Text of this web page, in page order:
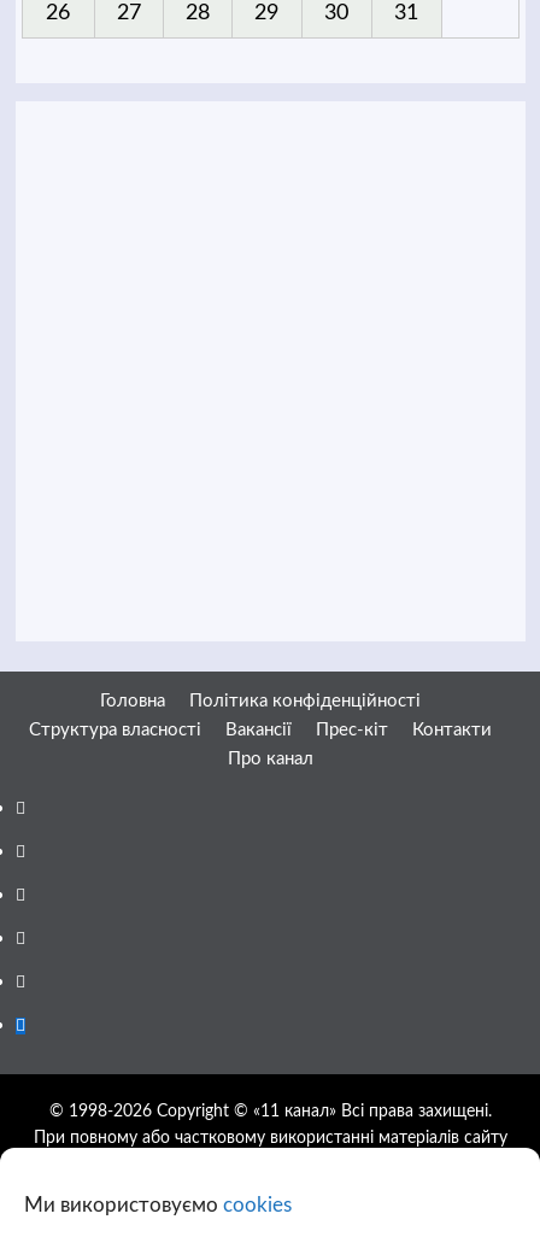
Ми використовуємо cookies
26 27 28 29 30 31
Головна
Політика конфіденційності
Структура власності
Вакансії Прес-кіт
Контакти
Про канал
Facebook
YouTube
Telegram
Instagram
Twitter
Google
© 1998-2026 Copyright © «11 канал» Всі права захищені.
При повному або частковому використанні матеріалів сайту
абзацу.